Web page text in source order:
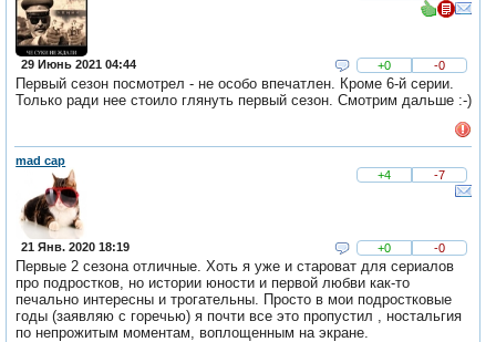
29 Июнь 2021 04:44 +0 -0
Первый сезон посмотрел - не особо впечатлен. Кроме 6-й серии.
Только ради нее стоило глянуть первый сезон. Смотрим дальше :-)
mad cap
+4
-7
21 Янв. 2020 18:19 +0 -0
Первые 2 сезона отличные. Хоть я уже и староват для сериалов
про подростков, но истории юности и первой любви как-то
печально интересны и трогательны. Просто в мои подростковые
годы (заявляю с горечью) я почти все это пропустил , ностальгия
по непрожитым моментам, воплощенным на экране.